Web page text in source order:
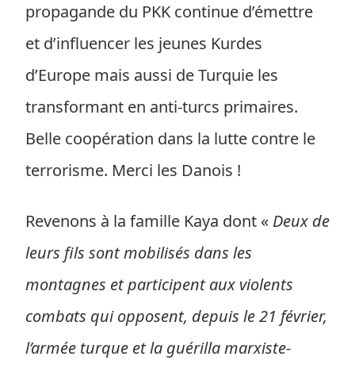
propagande du PKK continue d’émettre
et d’influencer les jeunes Kurdes
d’Europe mais aussi de Turquie les
transformant en anti-turcs primaires.
Belle coopération dans la lutte contre le
terrorisme. Merci les Danois !
Revenons à la famille Kaya dont « Deux de
leurs fils sont mobilisés dans les
montagnes et participent aux violents
combats qui opposent, depuis le 21 février,
l’armée turque et la guérilla marxiste-